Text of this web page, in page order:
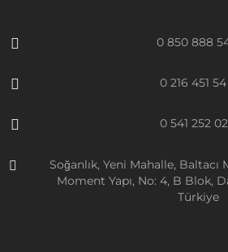
0 850 888
0 216 451
0 541 252
Soğanlık, Yeni Mahalle, Baltacı
Moment Yapı, No: 4, B Blok,
Türkiye